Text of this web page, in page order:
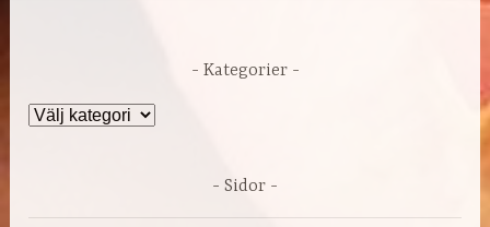
Kategorier
Kategorier
Sidor